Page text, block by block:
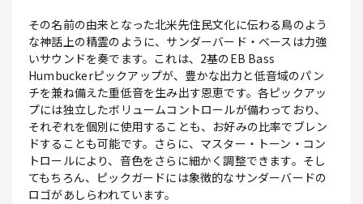
その名前の由来となった北米先住民文化に伝わる鳥のよう
な神話上の精霊のように、サンダーバード・ベースは力強
いサウンドを奏でます。これは、2基のEB Bass
Humbuckerピックアップが、豊かな出力と低音域のパン
チを兼ね備えた重低音を生み出す恩恵です。各ピックアッ
プには独立したボリュームコントロールが備わっており、
それぞれを個別に使用することも、お好みの比率でブレン
ドすることも可能です。さらに、マスター・トーン・コン
トロールにより、音色をさらに細かく調整できます。そし
てもちろん、ピックガードには象徴的なサンダーバードの
ロゴがあしらわれています。